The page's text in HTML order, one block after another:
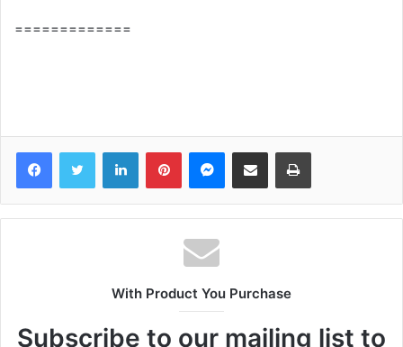
=============
FacebookTwitter LinkedInPinterestMessenger
Share via Email Print
With Product You Purchase
Subscribe to our mailing list to